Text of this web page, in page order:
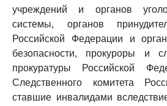
учреждений и органов
системы, органов
Российской Федерации и
безопасности, прокуроры и
прокуратуры Российской
Следственного комитета
ставшие инвалидами